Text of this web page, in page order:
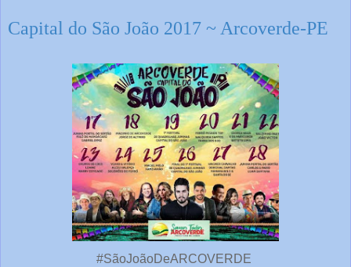
Capital do São João 2017 ~ Arcoverde-PE
#SãoJoãoDeARCOVERDE